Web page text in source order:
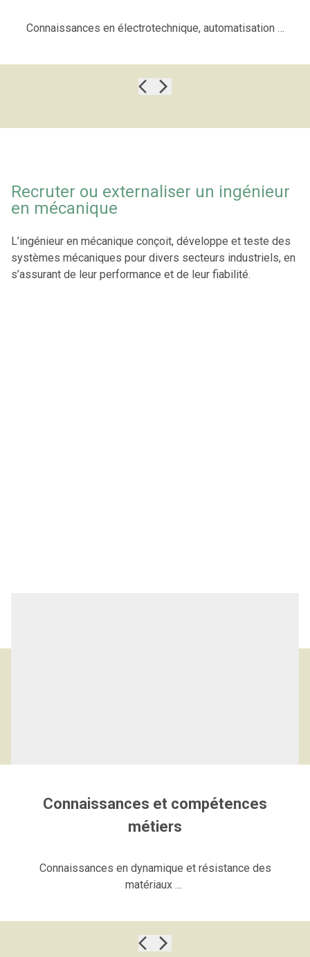
Connaissances en électrotechnique, automatisation …
Recruter ou externaliser un ingénieur
en mécanique
L’ingénieur en mécanique conçoit, développe et teste des
systèmes mécaniques pour divers secteurs industriels, en
s’assurant de leur performance et de leur fiabilité.
Connaissances et compétences
métiers
Connaissances en dynamique et résistance des
matériaux …